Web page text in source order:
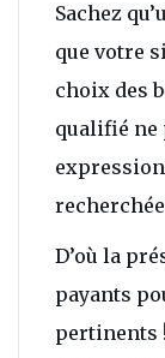
Sachez
que votre
choix des
qualifié ne
D’où la
payants
pertinents